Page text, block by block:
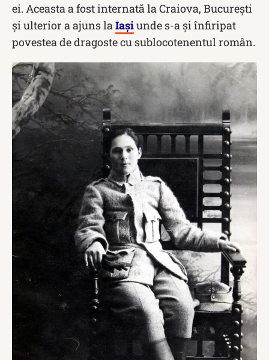
ei. Aceasta a fost internată la Craiova, București
și ulterior a ajuns la Iașiunde s-a și înfiripat
povestea de dragoste cu sublocotenentul român.